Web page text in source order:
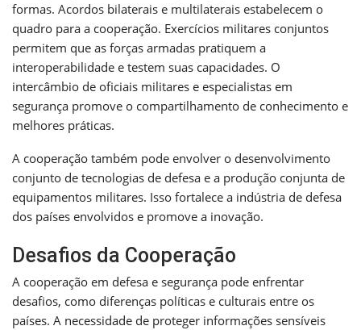
formas. Acordos bilaterais e multilaterais estabelecem o
quadro para a cooperação. Exercícios militares conjuntos
permitem que as forças armadas pratiquem a
interoperabilidade e testem suas capacidades. O
intercâmbio de oficiais militares e especialistas em
segurança promove o compartilhamento de conhecimento e
melhores práticas.
A cooperação também pode envolver o desenvolvimento
conjunto de tecnologias de defesa e a produção conjunta de
equipamentos militares. Isso fortalece a indústria de defesa
dos países envolvidos e promove a inovação.
Desafios da Cooperação
A cooperação em defesa e segurança pode enfrentar
desafios, como diferenças políticas e culturais entre os
países. A necessidade de proteger informações sensíveis